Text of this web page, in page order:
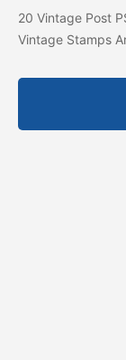
20 Vintage Post
Vintage Stamps